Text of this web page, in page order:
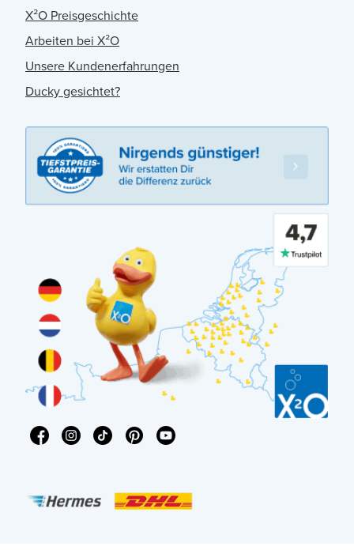
X²O Preisgeschichte
Arbeiten bei X²O
Unsere Kundenerfahrungen
Ducky gesichtet?